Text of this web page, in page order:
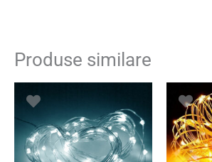
Produse similare
fost:
49.00 lei.
este:
27.00 lei.